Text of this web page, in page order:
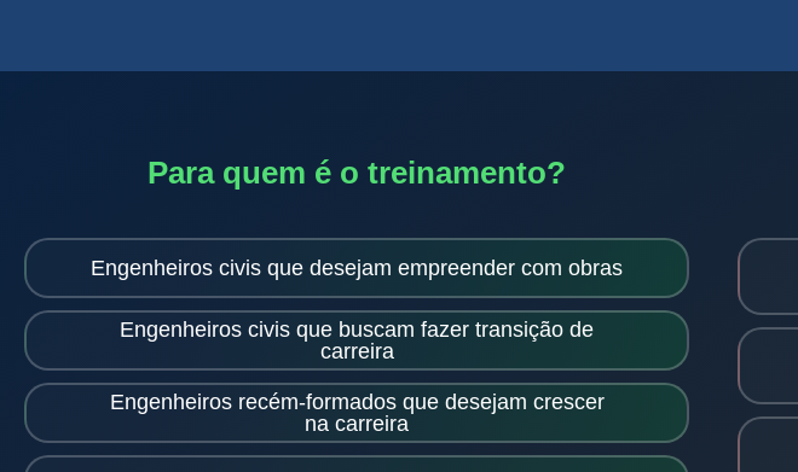
Para quem é o treinamento?
Engenheiros civis que desejam empreender com obras
Engenheiros civis que buscam fazer transição de
carreira
Engenheiros recém-formados que desejam crescer
na carreira